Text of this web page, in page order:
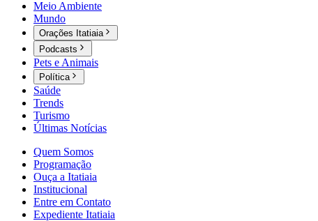
Meio Ambiente
Mundo
Orações Itatiaia
Podcasts
Pets e Animais
Política
Saúde
Trends
Turismo
Últimas Notícias
Quem Somos
Programação
Ouça a Itatiaia
Institucional
Entre em Contato
Expediente Itatiaia